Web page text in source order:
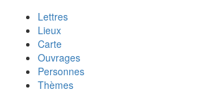
Lettres
Lieux
Carte
Ouvrages
Personnes
Thèmes